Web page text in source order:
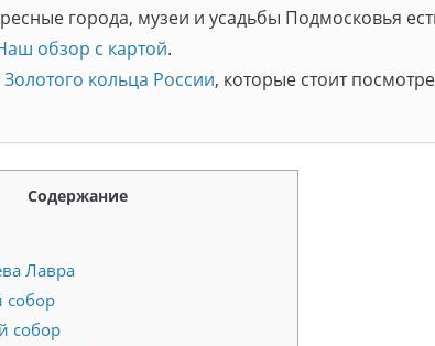
города, музеи и усадьбы Подмосковья
обзор с картой.
кольца России, которые стоит
Содержание
Лавра
собор
собор